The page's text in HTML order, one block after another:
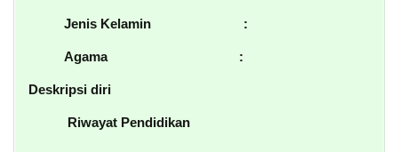
Jenis Kelamin :
Agama :
Deskripsi diri
Riwayat Pendidikan